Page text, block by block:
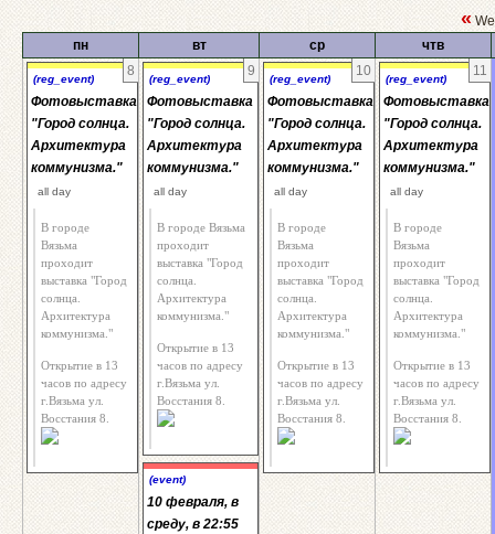
«
пн
вт ср
чтв
8
(reg_event)
Фотовыставка
"Город солнца.
Архитектура
коммунизма."
all day
В городе
Вязьма
проходит
выставка "Город
солнца.
Архитектура
коммунизма."
Открытие в 13
часов по адресу
г.Вязьма ул.
Восстания 8.
9
(reg_event)
Фотовыставка
"Город солнца.
Архитектура
коммунизма."
all day
В городе Вязьма
проходит
выставка "Город
солнца.
Архитектура
коммунизма."
Открытие в 13
часов по адресу
г.Вязьма ул.
Восстания 8.
(event)
10 февраля, в
среду, в 22:55
10
(reg_event)
Фотовыставка
"Город солнца.
Архитектура
коммунизма."
all day
В городе
Вязьма
проходит
выставка "Город
солнца.
Архитектура
коммунизма."
Открытие в 13
часов по адресу
г.Вязьма ул.
Восстания 8.
11
(reg_event)
Фотовыставка
"Город солнца.
Архитектура
коммунизма."
all day
В городе
Вязьма
проходит
выставка "Город
солнца.
Архитектура
коммунизма."
Открытие в 13
часов по адресу
г.Вязьма ул.
Восстания 8.